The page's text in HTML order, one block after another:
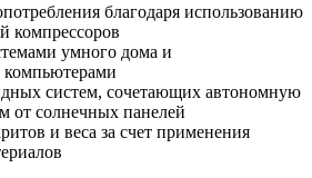
благодаря использованию
компрессоров
умного дома и
систем, сочетающих автономную
от солнечных панелей
и веса за счет применения